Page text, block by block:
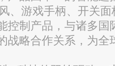
、游戏手柄、开关
控制产品，与诸多国
战略合作关系，为全